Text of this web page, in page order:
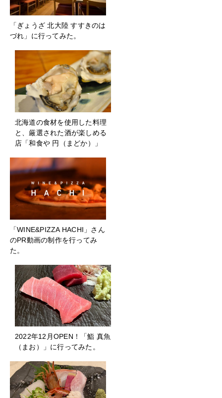
「ぎょうざ 北大陸 すすきのは
づれ」に行ってみた。
北海道の食材を使用した料理
と、厳選された酒が楽しめる
店「和食や 円（まどか）」
「WINE&PIZZA HACHI」さん
のPR動画の制作を行ってみ
た。
2022年12月OPEN！「鮨 真魚
（まお）」に行ってみた。